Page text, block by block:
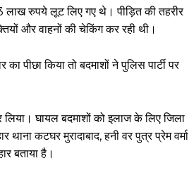
लाख रुपये लूट लिए गए थे। पीड़ित की तहरीर
और वाहनों की चेकिंग कर रही थी।
किया तो बदमाशों ने पुलिस पार्टी पर
घायल बदमाशों को इलाज के लिए जिला
कटघर मुरादाबाद, हनी वर पुत्र प्रेम वर्मा
बताया है।